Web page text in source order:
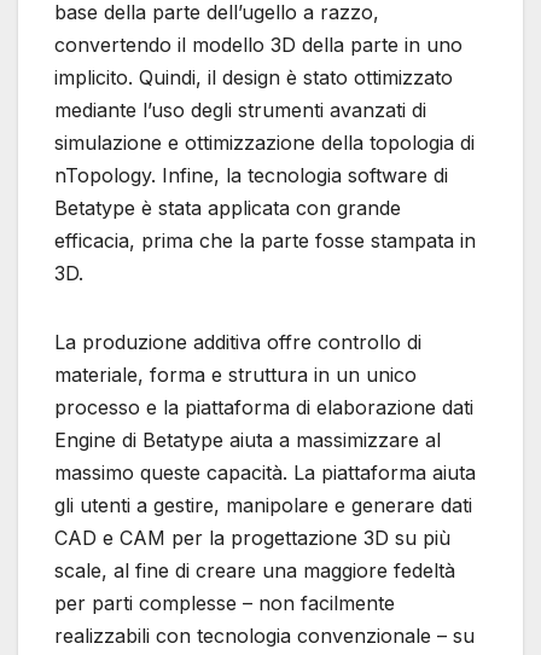
base della parte dell’ugello a razzo,
convertendo il modello 3D della parte in uno
implicito. Quindi, il design è stato ottimizzato
mediante l’uso degli strumenti avanzati di
simulazione e ottimizzazione della topologia di
nTopology. Infine, la tecnologia software di
Betatype è stata applicata con grande
efficacia, prima che la parte fosse stampata in
3D.
La produzione additiva offre controllo di
materiale, forma e struttura in un unico
processo e la piattaforma di elaborazione dati
Engine di Betatype aiuta a massimizzare al
massimo queste capacità. La piattaforma aiuta
gli utenti a gestire, manipolare e generare dati
CAD e CAM per la progettazione 3D su più
scale, al fine di creare una maggiore fedeltà
per parti complesse – non facilmente
realizzabili con tecnologia convenzionale – su